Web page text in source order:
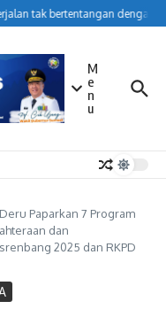
tak bertentangan dengan
M
e
n
u
Paparkan 7 Program
dan
2025 dan RKPD